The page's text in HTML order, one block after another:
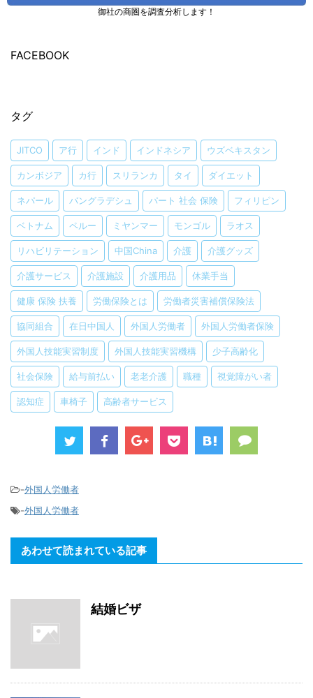
御社の商圏を調査分析します！
FACEBOOK
タグ
JITCO ア行 インド インドネシア ウズベキスタン
カンボジア カ行 スリランカ タイ ダイエット
ネパール バングラデシュ パート 社会 保険 フィリピン
ベトナム ペルー ミヤンマー モンゴル ラオス
リハビリテーション 中国China 介護 介護グッズ
介護サービス 介護施設 介護用品 休業手当
健康 保険 扶養 労働保険とは 労働者災害補償保険法
協同組合 在日中国人 外国人労働者 外国人労働者保険
外国人技能実習制度 外国人技能実習機構 少子高齢化
社会保険 給与前払い 老老介護 職種 視覚障がい者
認知症 車椅子 高齢者サービス
-外国人労働者
-外国人労働者
あわせて読まれている記事
結婚ビザ